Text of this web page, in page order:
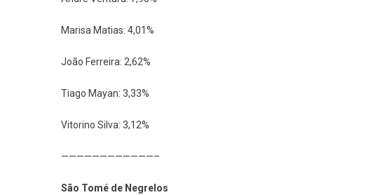
Marisa Matias: 4,01%
João Ferreira: 2,62%
Tiago Mayan: 3,33%
Vitorino Silva: 3,12%
————————————–
São Tomé de Negrelos